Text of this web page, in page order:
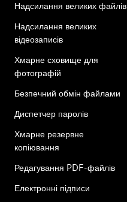
Надсилання великих файлів
Надсилання великих
відеозаписів
Хмарне сховище для
фотографій
Безпечний обмін файлами
Диспетчер паролів
Хмарне резервне
копіювання
Редагування PDF-файлів
Електронні підписи